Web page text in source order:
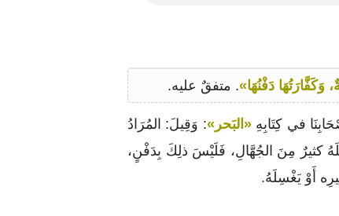
دَفْنُهَا». متفقٌ عليه.
في كِتَابِهِ«البَحر»: وَقِيلَ: المُرَادُ
كثيرٌ مِنَ الجُهَّالِ، فَلَيْسَ ذلِكَ بِدَفْنٍ،
أَوْ يَغْسِلَهُ.